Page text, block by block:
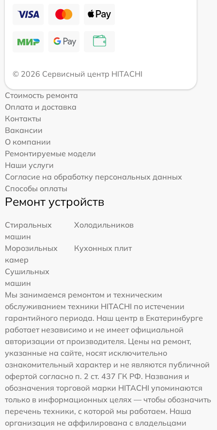
© 2026 Сервисный центр HITACHI
Стоимость ремонта
Оплата и доставка
Контакты
Вакансии
О компании
Ремонтируемые модели
Наши услуги
Согласие на обработку персональных данных
Способы оплаты
Ремонт устройств
Стиральных
машин
Холодильников
Морозильных
камер
Кухонных плит
Сушильных
машин
Мы занимаемся ремонтом и техническим
обслуживанием техники HITACHI по истечении
гарантийного периода. Наш центр в Екатеринбурге
работает независимо и не имеет официальной
авторизации от производителя. Цены на ремонт,
указанные на сайте, носят исключительно
ознакомительный характер и не являются публичной
офертой согласно п. 2 ст. 437 ГК РФ. Названия и
обозначения торговой марки HITACHI упоминаются
только в информационных целях — чтобы обозначить
перечень техники, с которой мы работаем. Наша
организация не аффилирована с владельцами